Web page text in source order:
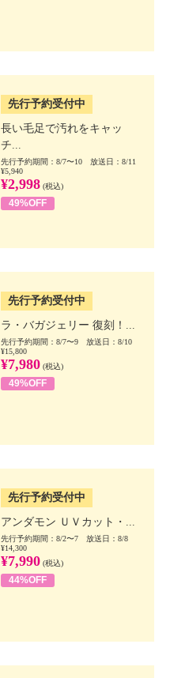
先行予約受付中
長い毛足で汚れをキャッ
チ...
先行予約期間：8/7〜10 放送日：8/11
¥5,940
¥2,998 (税込)
49%OFF
先行予約受付中
ラ・バガジェリー 復刻！...
先行予約期間：8/7〜9 放送日：8/10
¥15,800
¥7,980 (税込)
49%OFF
先行予約受付中
アンダモン ＵＶカット・...
先行予約期間：8/2〜7 放送日：8/8
¥14,300
¥7,990 (税込)
44%OFF